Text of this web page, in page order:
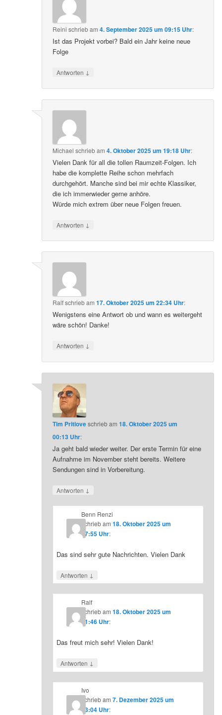
Reini schriebam4. September 2025 um 09:15 Uhr:
Ist das Projekt vorbei? Bald ein Jahr keine neue
Folge
Antworten ↓
Michael schriebam4. Oktober 2025 um 19:18 Uhr:
Vielen Dank für all die tollen Raumzeit-Folgen. Ich
habe die komplette Reihe schon mehrfach
durchgehört. Manche sind bei mir echte Klassiker,
die ich immerwieder gerne anhöre.
Würde mich extrem über neue Folgen freuen.
Antworten ↓
Ralfschriebam17. Oktober 2025 um 22:34 Uhr:
Wenigstens eine Antwort ob und wann es weitergeht
wäre schön! Danke!
Antworten ↓
Tim Pritloveschriebam18. Oktober 2025 um
00:13 Uhr:
Ja geht bald wieder weiter. Der erste Termin für eine
Aufnahme im November steht bereits. Weitere
Sendungen sind in Vorbereitung.
Antworten ↓
Benn Renzi
schriebam 18. Oktober 2025 um
07:55 Uhr:
Das sind sehr gute Nachrichten. Vielen Dank
Antworten ↓
Ralf
schriebam 18. Oktober 2025 um
21:46 Uhr:
Das freut mich sehr! Vielen Dank!
Antworten ↓
Ivo
schriebam 7. Dezember 2025 um
23:04 Uhr: